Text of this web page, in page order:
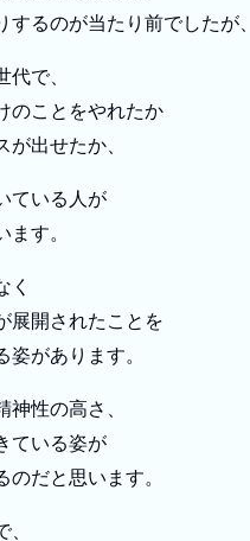
るのが当たり前でしたが、
で、
のことをやれたか
出せたか、
ている人が
ます。
く
展開されたことを
があります。
神性の高さ、
ている姿が
のだと思います。